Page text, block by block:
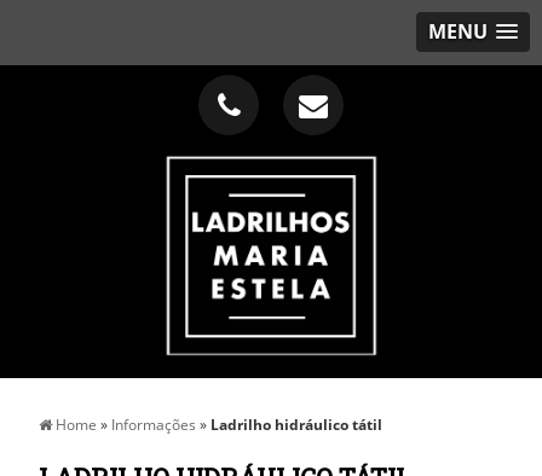
MENU
Home » Informações» Ladrilho hidráulico tátil